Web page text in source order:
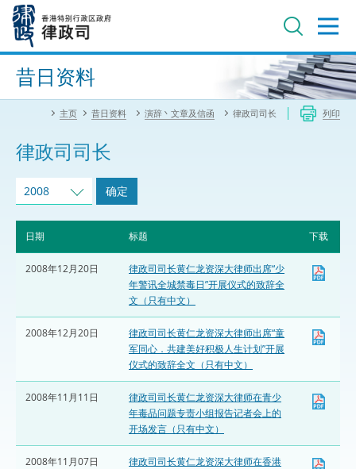
内
进阶搜寻
昔日资料
主页 昔日资料 演辞丶文章及信函 律政司司长 列印
律政司司长
2008 确定
日期 标题 下载
2008年12月20日
律政司司长黄仁龙资深大律师出席“少
年警讯全城禁毒日”开展仪式的致辞全
文（只有中文）
2008年12月20日
律政司司长黄仁龙资深大律师出席“童
军同心．共建美好积极人生计划”开展
仪式的致辞全文（只有中文）
2008年11月11日
律政司司长黄仁龙资深大律师在青少
年毒品问题专责小组报告记者会上的
开场发言（只有中文）
2008年11月07日
律政司司长黄仁龙资深大律师在香港